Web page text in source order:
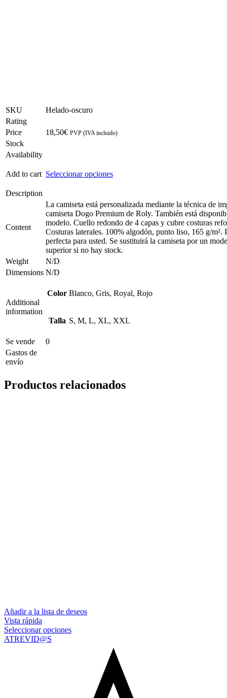
SKU
Helado-oscuro
Rating
Price
18,50€ PVP (IVA incluido)
Stock
Availability
Add to cart Seleccionar opciones
Description
Content
La camiseta está personalizada mediante la técnica de
camiseta Dogo Premium de Roly. También está
modelo. Cuello redondo de 4 capas y cubre costuras
Costuras laterales. 100% algodón, punto liso, 165 g/m².
perfecta para usted. Se sustituirá la camiseta por un
superior si no hay stock.
Weight
N/D
Dimensions N/D
Additional
information
Color Blanco, Gris, Royal, Rojo
Talla S, M, L, XL, XXL
Se vende
0
Gastos de
envío
Productos relacionados
Añadir a la lista de deseos
Vista rápida
Seleccionar opciones
ATREVID@S